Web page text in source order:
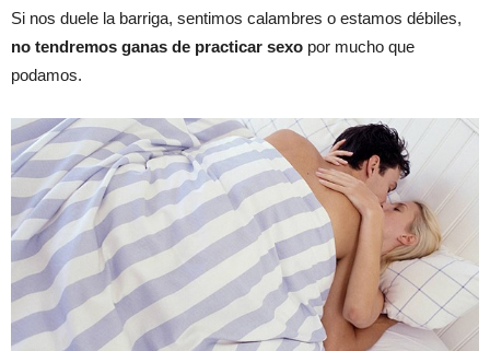
Si nos duele la barriga, sentimos calambres o estamos débiles,
no tendremos ganas de practicar sexo por mucho que
podamos.